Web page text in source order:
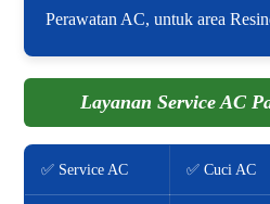
Perawatan AC, untuk area
Layanan Service AC
✅ Service AC ✅ Cuci AC